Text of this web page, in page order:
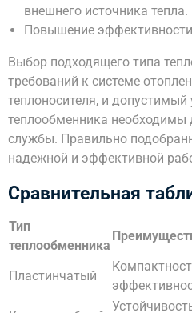
внешнего источника тепла.
Повышение
Выбор подходящего типа
требований к системе
теплоносителя, и
теплообменника необходимы
службы. Правильно
надежной и эффективной
Сравнительная
Тип
теплообменника
Пластинчатый